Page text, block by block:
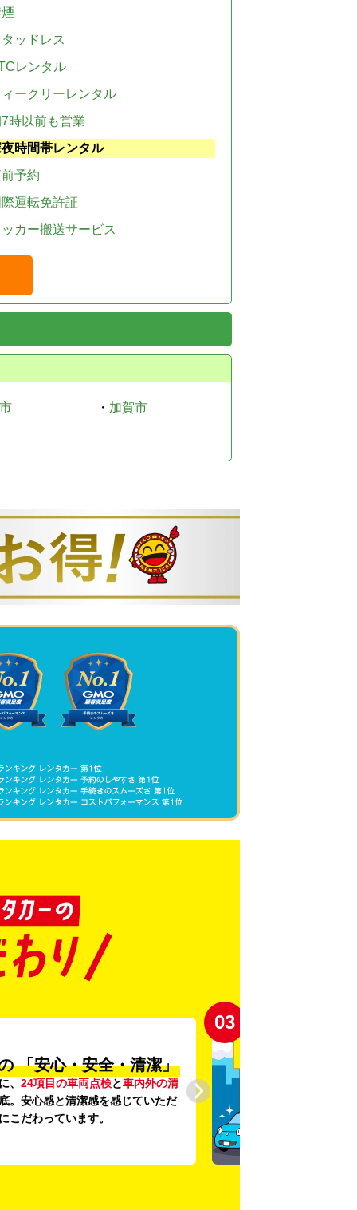
ッドレス
レンタル
ークリーレンタル
時以前も営業
時間帯レンタル
予約
運転免許証
カー搬送サービス
・ 加賀市
「安心・安全・清潔」
、 24項目の車両点検と車内外の清
。安心感と清潔感を感じていただ
こだわっています。
03